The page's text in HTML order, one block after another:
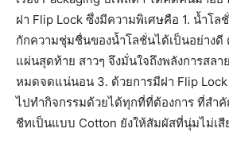
ฝา Flip Lock ซึ่งมีความพิเศษคือ 1. น้ำโล
กักความชุ่มชื่นของน้ำโลชั่นได้เป็นอย่าง
แผ่นสุดท้าย สาวๆ จึงมั่นใจถึงพลังการสลา
หมดจดแน่นอน 3. ด้วยการมีฝา Flip Lock
ไปทำกิจกรรมด้วยได้ทุกที่ที่ต้องการ ที่สำ
ชีทเป็นแบบ Cotton ยังให้สัมผัสที่นุ่มไม่เสี